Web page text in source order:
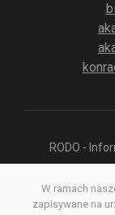
RODO -
Polityka
W ramach
zapisywane na